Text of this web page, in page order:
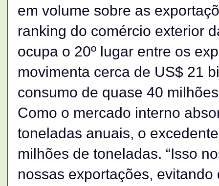
em volume sobre as
ranking do comércio exterior
ocupa o 20º lugar entre os
movimenta cerca de US$ 21
consumo de quase 40
Como o mercado interno
toneladas anuais, o
milhões de toneladas. “Isso
nossas exportações,